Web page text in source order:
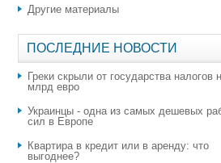
Другие материалы
ПОСЛЕДНИЕ НОВОСТИ
Греки скрыли от государства налогов
млрд евро
Украинцы - одна из самых дешевых
сил в Европе
Квартира в кредит или в аренду: что
выгоднее?